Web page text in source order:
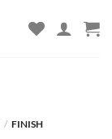
/ FINISH